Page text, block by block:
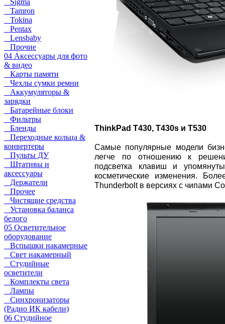
Sigma
Tamron
Tokina
Pentax
Lensbaby
Прочие
04 Аксессуары для фото
& видео
Карты памяти
Чехлы сумки ремни
Аккумуляторы &
зарядки
Батарейные блоки
Фильтры
Бленды
Переходные кольца &
конвертеры
Пульты ДУ
Штативы и
аксессуары
Держатели
Прочее
Чистящие средства
Установка баланса
белого
05 Осветительное
оборудование
Вспышки накамерные
Свет накамерный
Студийные
осветители
Комплекты света
Лампы
Синхронизаторы
(Радио ИК кабели)
06 Студийное
ThinkPad T430, T430s и T530
Самые популярные модели
легче по отношению к
подсветка клавиш и
косметические изменения.
Thunderbolt в версиях с чипами